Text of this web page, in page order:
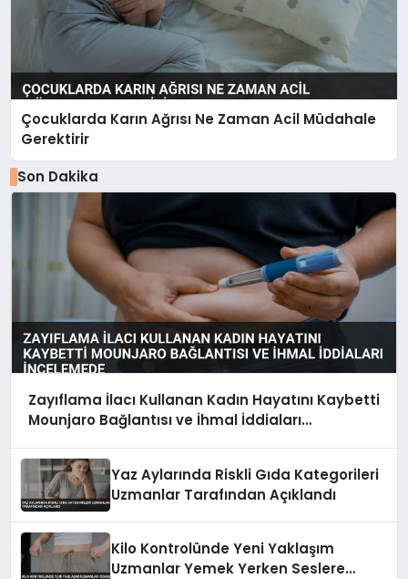
Çocuklarda Karın Ağrısı Ne Zaman Acil Müdahale
Gerektirir
Son Dakika
Zayıflama İlacı Kullanan Kadın Hayatını Kaybetti
Mounjaro Bağlantısı ve İhmal İddiaları
Yaz Aylarında Riskli Gıda Kategorileri
Uzmanlar Tarafından Açıklandı
Kilo Kontrolünde Yeni Yaklaşım
Uzmanlar Yemek Yerken Seslere